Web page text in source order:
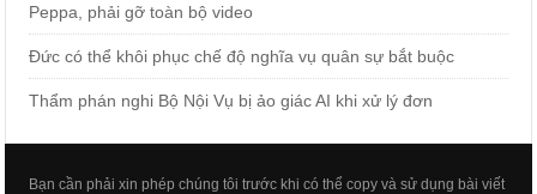
Peppa, phải gỡ toàn bộ video
Đức có thể khôi phục chế độ nghĩa vụ quân sự bắt buộc
Thẩm phán nghi Bộ Nội Vụ bị ảo giác AI khi xử lý đơn
Bạn cần phải xin phép chúng tôi trước khi có thể copy và sử dụng bài viết